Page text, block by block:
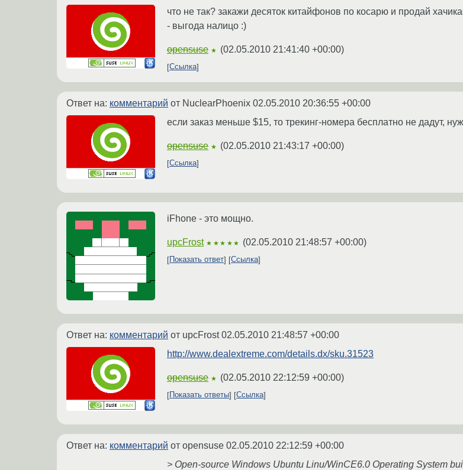
что не так? закажи десяток китайфонов по косарю и продай
- выгода налицо :)
opensuse ★ (02.05.2010 21:41:40 +00:00)
Ссылка
Ответ на: комментарий от NuclearPhoenix 02.05.2010 20:36:55 +00:00
если заказ меньше $15, то трекинг-номера бесплатно не дадут,
opensuse ★ (02.05.2010 21:43:17 +00:00)
Ссылка
iFhone - это мощно.
upcFrost ★★★★★ (02.05.2010 21:48:57 +00:00)
Показать ответ Ссылка
Ответ на: комментарий от upcFrost02.05.2010 21:48:57 +00:00
http://www.dealextreme.com/details.dx/sku.31523
opensuse ★ (02.05.2010 22:12:59 +00:00)
Показать ответы Ссылка
Ответ на: комментарий от opensuse 02.05.2010 22:12:59 +00:00
> Open-source Windows Ubuntu Linu/WinCE6.0 Operating System